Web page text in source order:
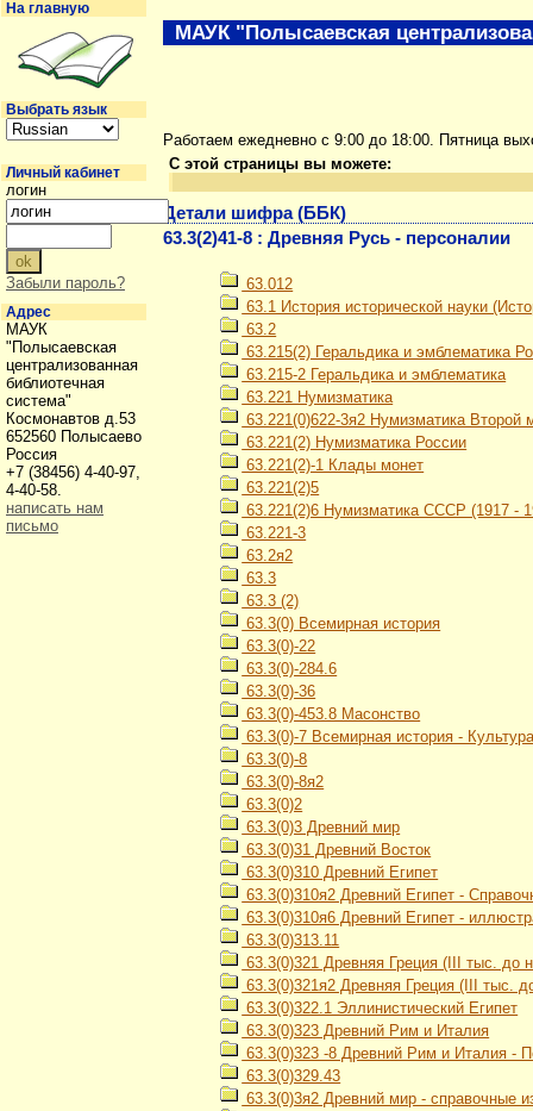
Работаем ежедневно с 9:00 до 18:00. Пятница
С этой страницы вы можете:
Детали шифра (ББК)
63.3(2)41-8 : Древняя Русь - персоналии
63.012
63.1 История исторической науки
63.2
63.215(2) Геральдика и эмблематика
63.215-2 Геральдика и эмблематика
63.221 Нумизматика
63.221(0)622-3я2 Нумизматика
63.221(2) Нумизматика России
63.221(2)-1 Клады монет
63.221(2)5
63.221(2)6 Нумизматика СССР (1917 -
63.221-3
63.2я2
63.3
63.3 (2)
63.3(0) Всемирная история
63.3(0)-22
63.3(0)-284.6
63.3(0)-36
63.3(0)-453.8 Масонство
63.3(0)-7 Всемирная история -
63.3(0)-8
63.3(0)-8я2
63.3(0)2
63.3(0)3 Древний мир
63.3(0)31 Древний Восток
63.3(0)310 Древний Египет
63.3(0)310я2 Древний Египет -
63.3(0)310я6 Древний Египет -
63.3(0)313.11
63.3(0)321 Древняя Греция (III тыс. до
63.3(0)321я2 Древняя Греция (III тыс.
63.3(0)322.1 Эллинистический Египет
63.3(0)323 Древний Рим и Италия
63.3(0)323 -8 Древний Рим и Италия -
63.3(0)329.43
63.3(0)3я2 Древний мир - справочные
МАУК "Полысаевская
На главную
Выбрать язык
Личный кабинет
логин
Забыли пароль?
Адрес
МАУК
"Полысаевская
централизованная
библиотечная
система"
Космонавтов д.53
652560 Полысаево
Россия
+7 (38456) 4-40-97,
4-40-58.
написать нам
письмо